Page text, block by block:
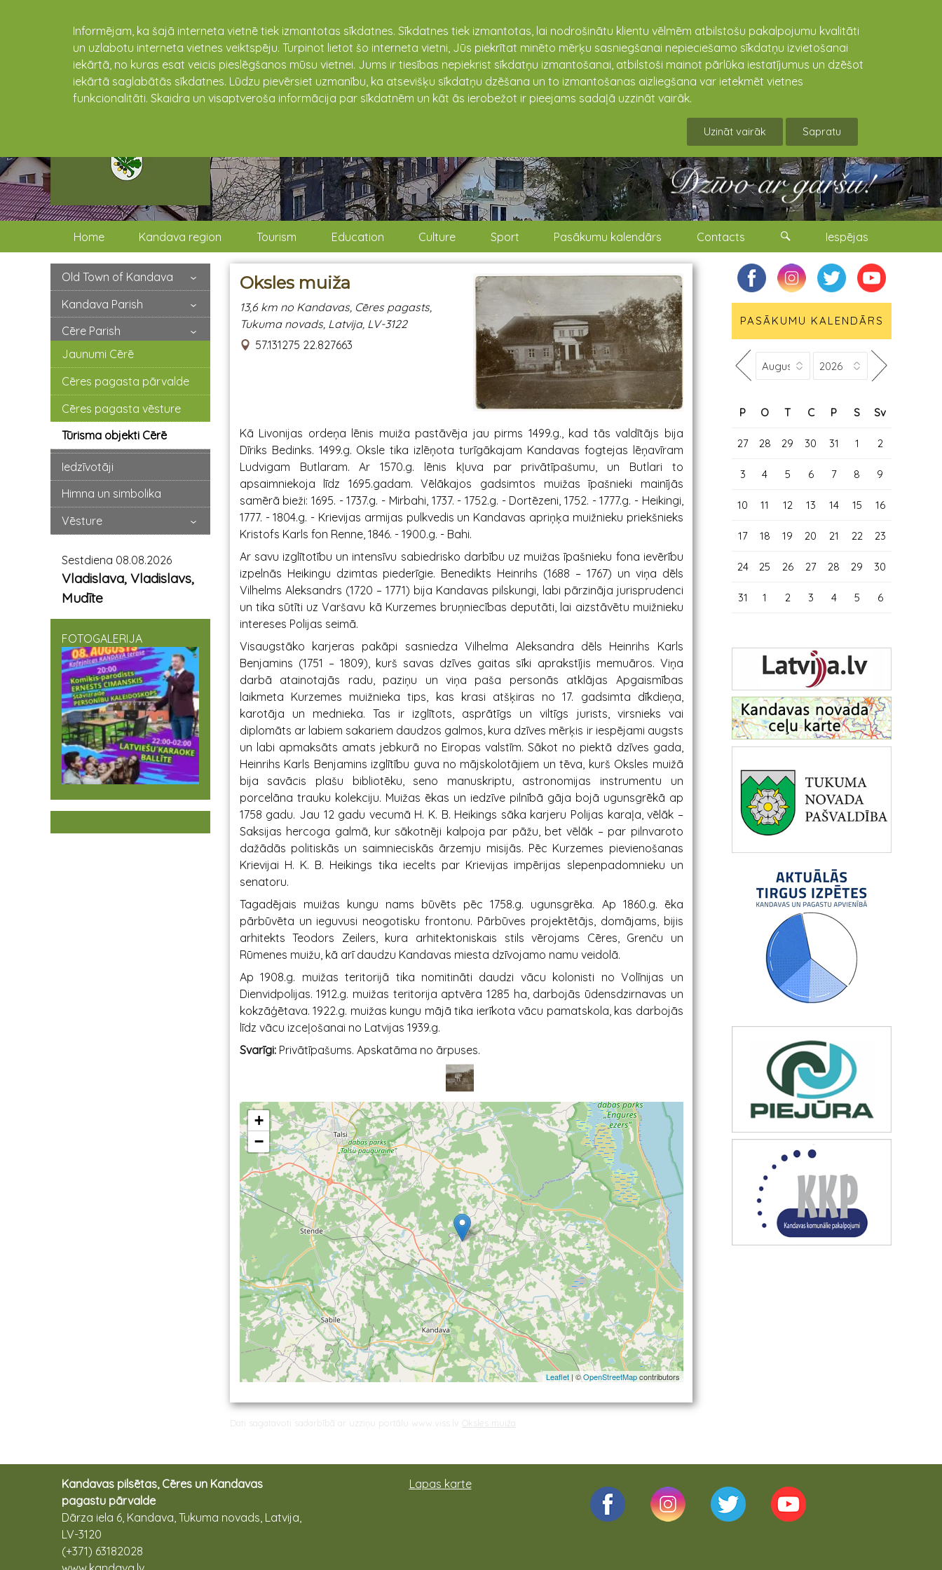
Informējam, ka šajā interneta vietnē tiek izmantotas sīkdatnes. Sīkdatnes tiek izmantotas, lai nodrošinātu klientu vēlmēm atbilstošu pakalpojumu kvalitāti
un uzlabotu interneta vietnes veiktspēju. Turpinot lietot šo interneta vietni, Jūs piekrītat minēto mērķu sasniegšanai nepieciešamo sīkdatņu izvietošanai
iekārtā, no kuras esat veicis pieslēgšanos mūsu vietnei. Jums ir tiesības nepiekrist sīkdatņu izmantošanai, atbilstoši mainot pārlūka iestatījumus un dzēšot
iekārtā saglabātās sīkdatnes. Lūdzu pievērsiet uzmanību, ka atsevišķu sīkdatņu dzēšana un to izmantošanas aizliegšana var ietekmēt vietnes
funkcionalitāti. Skaidra un visaptveroša informācija par sīkdatnēm un kāt ās ierobežot ir pieejams sadaļā uzzināt vairāk.
Uzināt vairāk Sapratu
Home Kandava region Tourism Education Culture Sport Pasākumu kalendārs Contacts Iespējas
Old Town of Kandava
Kandava Parish
Cēre Parish
Jaunumi Cērē
Cēres pagasta pārvalde
Cēres pagasta vēsture
Tūrisma objekti Cērē
Iedzīvotāji
Himna un simbolika
Vēsture
Sestdiena 08.08.2026
Vladislava, Vladislavs,
Mudīte
FOTOGALERIJA
Oksles muiža
13,6 km no Kandavas, Cēres pagasts,
Tukuma novads, Latvija, LV-3122
57.131275 22.827663
Kā Livonijas ordeņa lēnis muiža pastāvēja jau pirms 1499.g., kad tās valdītājs bija
Dīriks Bedinks. 1499.g. Oksle tika izlēņota turīgākajam Kandavas fogtejas lēņavīram
Ludvigam Butlaram. Ar 1570.g. lēnis kļuva par privātīpašumu, un Butlari to
apsaimniekoja līdz 1695.gadam. Vēlākajos gadsimtos muižas īpašnieki mainījās
samērā bieži: 1695. - 1737.g. - Mirbahi, 1737. - 1752.g. - Dortēzeni, 1752. - 1777.g. - Heikingi,
1777. - 1804.g. - Krievijas armijas pulkvedis un Kandavas apriņķa muižnieku priekšnieks
Kristofs Karls fon Renne, 1846. - 1900.g. - Bahi.
Ar savu izglītotību un intensīvu sabiedrisko darbību uz muižas īpašnieku fona ievērību
izpelnās Heikingu dzimtas piederīgie. Benedikts Heinrihs (1688 – 1767) un viņa dēls
Vilhelms Aleksandrs (1720 – 1771) bija Kandavas pilskungi, labi pārzināja jurisprudenci
un tika sūtīti uz Varšavu kā Kurzemes bruņniecības deputāti, lai aizstāvētu muižnieku
intereses Polijas seimā.
Visaugstāko karjeras pakāpi sasniedza Vilhelma Aleksandra dēls Heinrihs Karls
Benjamins (1751 – 1809), kurš savas dzīves gaitas sīki aprakstījis memuāros. Viņa
darbā atainotajās radu, paziņu un viņa paša personās atklājas Apgaismības
laikmeta Kurzemes muižnieka tips, kas krasi atšķiras no 17. gadsimta dīkdieņa,
karotāja un mednieka. Tas ir izglītots, asprātīgs un viltīgs jurists, virsnieks vai
diplomāts ar labiem sakariem daudzos galmos, kura dzīves mērķis ir iespējami augsts
un labi apmaksāts amats jebkurā no Eiropas valstīm. Sākot no piektā dzīves gada,
Heinrihs Karls Benjamins izglītību guva no mājskolotājiem un tēva, kurš Oksles muižā
bija savācis plašu bibliotēku, seno manuskriptu, astronomijas instrumentu un
porcelāna trauku kolekciju. Muižas ēkas un iedzīve pilnībā gāja bojā ugunsgrēkā ap
1758 gadu. Jau 12 gadu vecumā H. K. B. Heikings sāka karjeru Polijas karaļa, vēlāk –
Saksijas hercoga galmā, kur sākotnēji kalpoja par pāžu, bet vēlāk – par pilnvaroto
dažādās politiskās un saimnieciskās ārzemju misijās. Pēc Kurzemes pievienošanas
Krievijai H. K. B. Heikings tika iecelts par Krievijas impērijas slepenpadomnieku un
senatoru.
Tagadējais muižas kungu nams būvēts pēc 1758.g. ugunsgrēka. Ap 1860.g. ēka
pārbūvēta un ieguvusi neogotisku frontonu. Pārbūves projektētājs, domājams, bijis
arhitekts Teodors Zeilers, kura arhitektoniskais stils vērojams Cēres, Grenču un
Rūmenes muižu, kā arī daudzu Kandavas miesta dzīvojamo namu veidolā.
Ap 1908.g. muižas teritorijā tika nomitināti daudzi vācu kolonisti no Volīnijas un
Dienvidpolijas. 1912.g. muižas teritorija aptvēra 1285 ha, darbojās ūdensdzirnavas un
kokzāģētava. 1922.g. muižas kungu mājā tika ierīkota vācu pamatskola, kas darbojās
līdz vācu izceļošanai no Latvijas 1939.g.
Svarīgi: Privātīpašums. Apskatāma no ārpuses.
+
−
Leaflet| ©OpenStreetMapcontributors
Dati sagatavoti sadarbībā ar uzziņu portālu www.viss.lv Oksles muiža
PASĀKUMU KALENDĀRS
P O T C P S Sv
27 28 29 30 31 1 2
3 4 5 6 7 8 9
10 11 12 13 14 15 16
17 18 19 20 21 22 23
24 25 26 27 28 29 30
31 1 2 3 4 5 6
Kandavas pilsētas, Cēres un Kandavas
pagastu pārvalde
Dārza iela 6, Kandava, Tukuma novads, Latvija,
LV-3120
(+371) 63182028
Lapas karte